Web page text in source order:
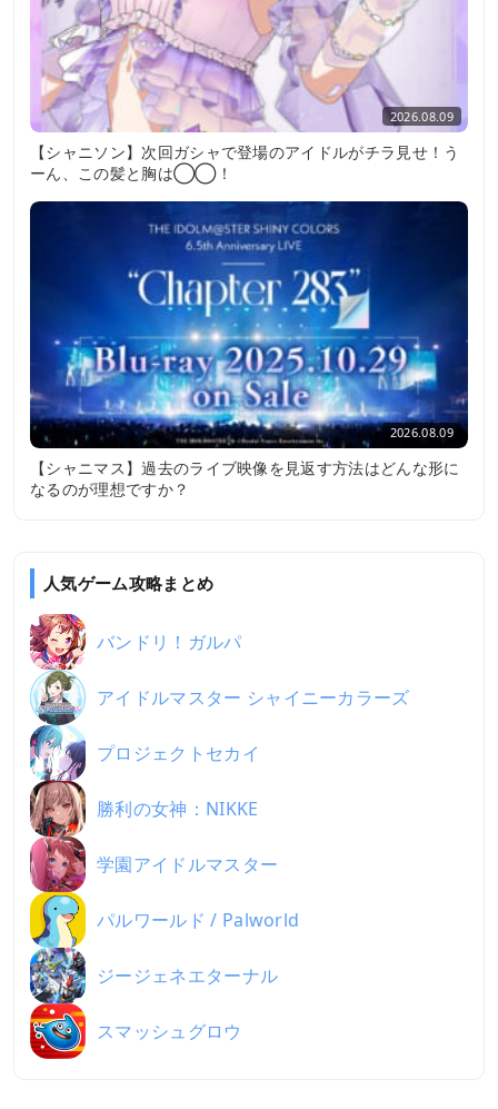
2026.08.09
【シャニソン】次回ガシャで登場のアイドルがチラ見せ！う
ーん、この髪と胸は◯◯！
2026.08.09
【シャニマス】過去のライブ映像を見返す方法はどんな形に
なるのが理想ですか？
人気ゲーム攻略まとめ
バンドリ！ガルパ
アイドルマスター シャイニーカラーズ
プロジェクトセカイ
勝利の女神：NIKKE
学園アイドルマスター
パルワールド / Palworld
ジージェネエターナル
スマッシュグロウ